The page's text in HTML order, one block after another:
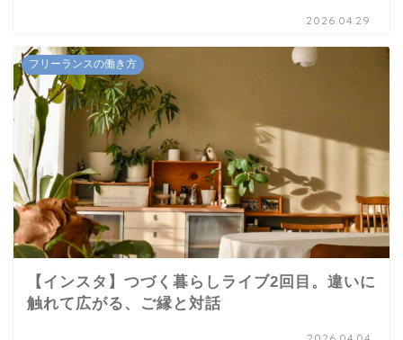
2026.04.29
フリーランスの働き方
【インスタ】つづく暮らしライブ2回目。違いに
触れて広がる、ご縁と対話